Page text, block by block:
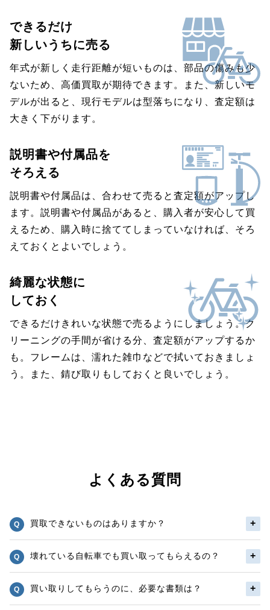
できるだけ
新しいうちに売る
年式が新しく走行距離が短いものは、部品の傷みも少
ないため、高価買取が期待できます。また、新しいモ
デルが出ると、現行モデルは型落ちになり、査定額は
大きく下がります。
説明書や付属品を
そろえる
説明書や付属品は、合わせて売ると査定額がアップし
ます。説明書や付属品があると、購入者が安心して買
えるため、購入時に捨ててしまっていなければ、そろ
えておくとよいでしょう。
綺麗な状態に
しておく
できるだけきれいな状態で売るようにしましょう。ク
リーニングの手間が省ける分、査定額がアップするか
も。フレームは、濡れた雑巾などで拭いておきましょ
う。また、錆び取りもしておくと良いでしょう。
よくある質問
買取できないものはありますか？
壊れている自転車でも買い取ってもらえるの？
買い取りしてもらうのに、必要な書類は？